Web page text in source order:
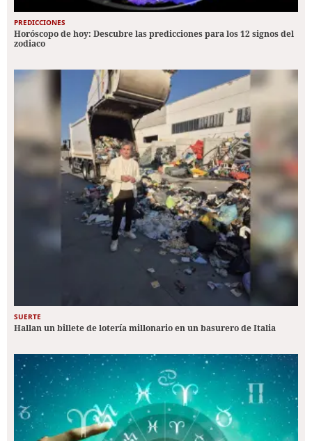
PREDICCIONES
Horóscopo de hoy: Descubre las predicciones para los 12 signos del
zodiaco
SUERTE
Hallan un billete de lotería millonario en un basurero de Italia